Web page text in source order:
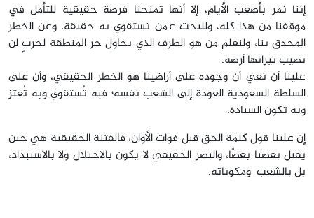
إننا نمر بأصعب الأيام، إلا أنها تمنحنا فرصة حقيقية للتأمل في
موقفنا من هذا كله، وللبحث عمن نستقوي به حقيقة، وعن الخطر
المحدق بنا، ولنعلم من هو الطرف الذي يحاول جر المنطقة لحربٍ لن
تصيب نيرانها أرضه.
علينا أن نعي أن وجوده على أراضينا هو الخطر الحقيقي، وأن على
السلطة السعودية العودة إلى الشعب نفسه؛ فبه تُستقوي وبه تُعتز
وبه تكون السيادة.
إن علينا قول كلمة الحق قبل فوات الأوان، فالفتنة الحقيقية هي حين
يقتل بعضنا بعضًا، والنصر الحقيقي لا يكون بالاحتلال ولا بالاستبداد،
بل بالشعب ومكوناته.